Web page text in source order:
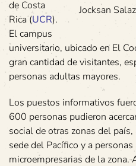
Jocksan
de Costa
Rica (UCR).
El campus
universitario, ubicado en El
gran cantidad de visitantes,
personas adultas mayores.
Los puestos informativos
600 personas pudieron
social de otras zonas del
sede del Pacífico y a
microempresarias de la zona.